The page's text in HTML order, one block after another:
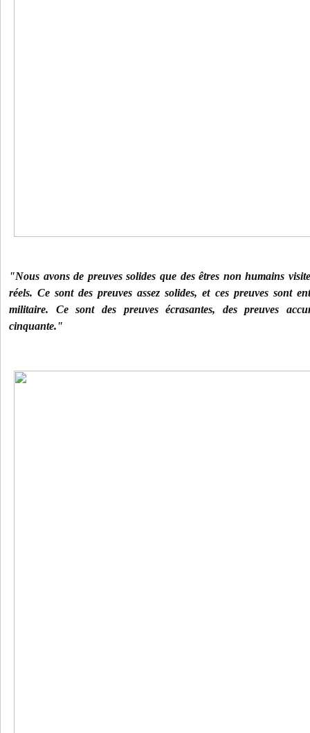
"Nous avons de preuves solides que des êtres non humains
réels. Ce sont des preuves assez solides, et ces preuves sont
militaire. Ce sont des preuves écrasantes, des preuves
cinquante."